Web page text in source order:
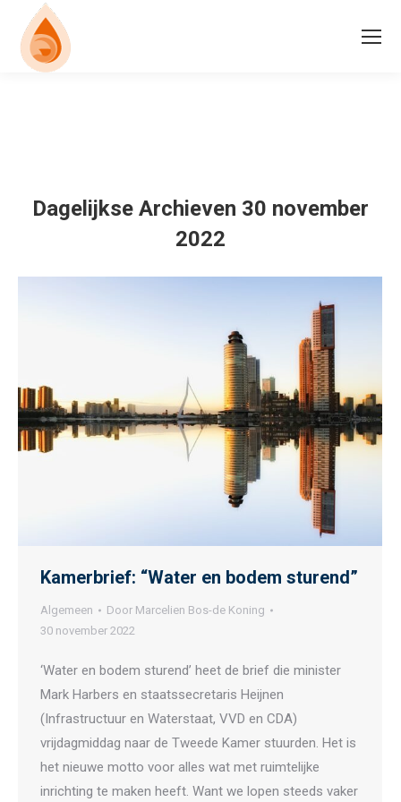
Dagelijkse Archieven 30 november
2022
Kamerbrief: “Water en bodem sturend”
Algemeen Door Marcelien Bos-de Koning
30 november 2022
‘Water en bodem sturend’ heet de brief die minister
Mark Harbers en staatssecretaris Heijnen
(Infrastructuur en Waterstaat, VVD en CDA)
vrijdagmiddag naar de Tweede Kamer stuurden. Het is
het nieuwe motto voor alles wat met ruimtelijke
inrichting te maken heeft. Want we lopen steeds vaker